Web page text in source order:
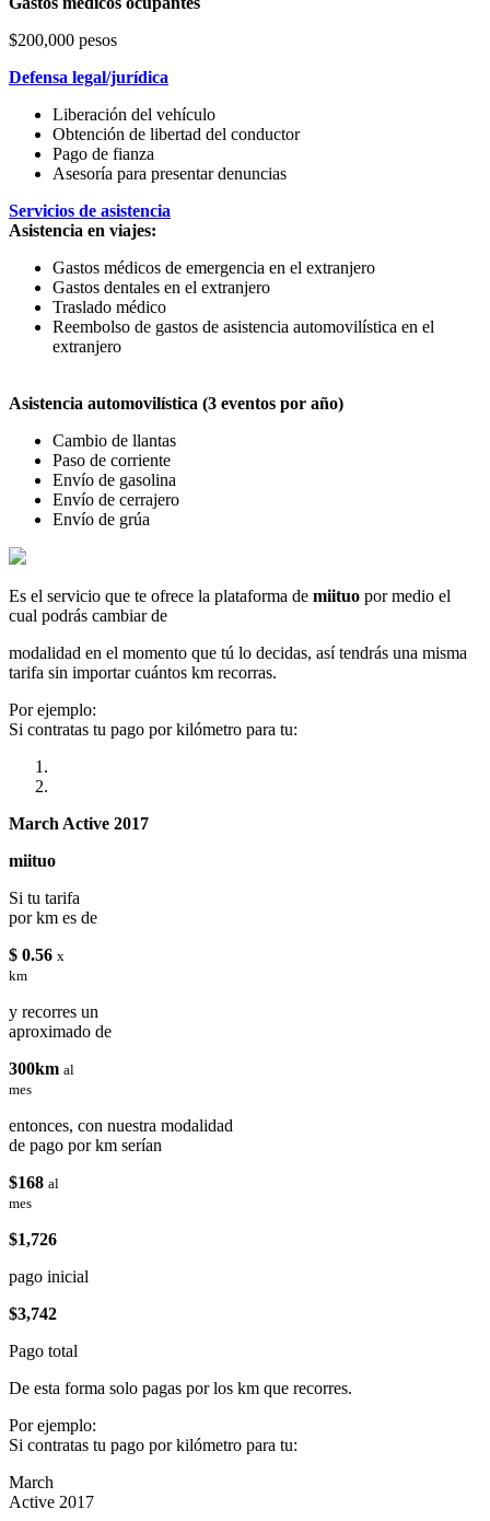
$200,000 pesos
Defensa legal/jurídica
Liberación del vehículo
Obtención de libertad del conductor
Pago de fianza
Asesoría para presentar denuncias
Servicios de asistencia
Asistencia en viajes:
Gastos médicos de emergencia en el extranjero
Gastos dentales en el extranjero
Traslado médico
Reembolso de gastos de asistencia automovilística en el
extranjero
Asistencia automovilística (3 eventos por año)
Cambio de llantas
Paso de corriente
Envío de gasolina
Envío de cerrajero
Envío de grúa
Es el servicio que te ofrece la plataforma de miituo por medio el
cual podrás cambiar de
modalidad en el momento que tú lo decidas, así tendrás una misma
tarifa sin importar cuántos km recorras.
Por ejemplo:
Si contratas tu pago por kilómetro para tu:
March Active 2017
miituo
Si tu tarifa
por km es de
$ 0.56 x
km
y recorres un
aproximado de
300km al
mes
entonces, con nuestra modalidad
de pago por km serían
$168 al
mes
$1,726
pago inicial
$3,742
Pago total
De esta forma solo pagas por los km que recorres.
Por ejemplo:
Si contratas tu pago por kilómetro para tu:
March
Active 2017